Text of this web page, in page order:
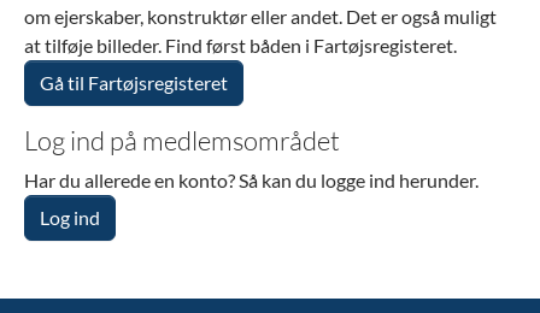
om ejerskaber, konstruktør eller andet. Det er også muligt
at tilføje billeder. Find først båden i Fartøjsregisteret.
Gå til Fartøjsregisteret
Log ind på medlemsområdet
Har du allerede en konto? Så kan du logge ind herunder.
Log ind